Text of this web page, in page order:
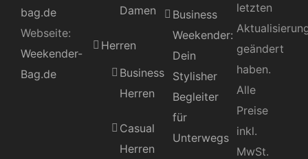
bag.de
Webseite:
Weekender-
Bag.de
Damen
Herren
Business
Herren
Casual
Herren
Business
Weekender:
Dein
Stylisher
Begleiter
für
Unterwegs
letzten
geändert
haben.
Alle
Preise
inkl.
MwSt.